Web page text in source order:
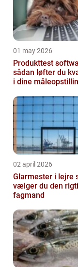
01 may 2026
Produkttest
sådan løfter du
i dine
02 april 2026
Glarmester i lejre sådan
vælger du den
fagmand